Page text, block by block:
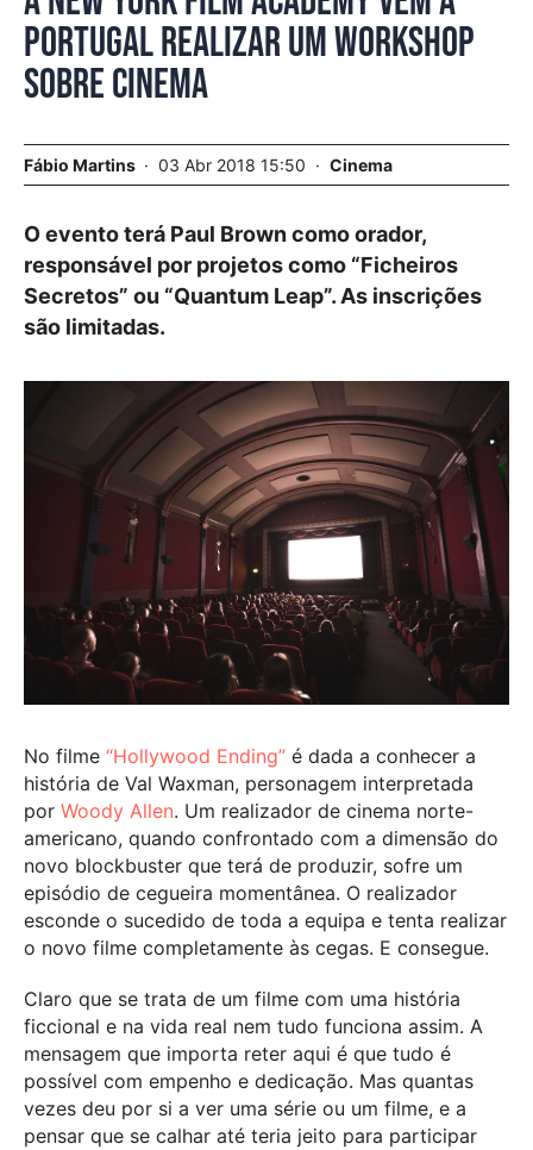
Portugal realizar um workshop
sobre cinema
Fábio Martins 03 Abr 2018 15:50 Cinema
O evento terá Paul Brown como orador,
responsável por projetos como “Ficheiros
Secretos” ou “Quantum Leap”. As inscrições
são limitadas.
No filme “Hollywood Ending” é dada a conhecer a
história de Val Waxman, personagem interpretada
por Woody Allen. Um realizador de cinema norte-
americano, quando confrontado com a dimensão do
novo blockbuster que terá de produzir, sofre um
episódio de cegueira momentânea. O realizador
esconde o sucedido de toda a equipa e tenta realizar
o novo filme completamente às cegas. E consegue.
Claro que se trata de um filme com uma história
ficcional e na vida real nem tudo funciona assim. A
mensagem que importa reter aqui é que tudo é
possível com empenho e dedicação. Mas quantas
vezes deu por si a ver uma série ou um filme, e a
pensar que se calhar até teria jeito para participar